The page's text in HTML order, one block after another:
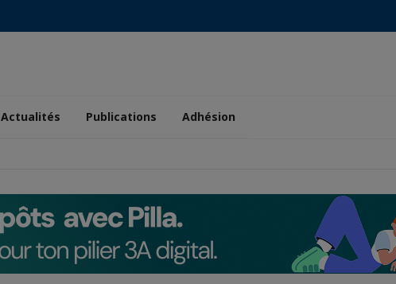
Actualités Publications Adhésion